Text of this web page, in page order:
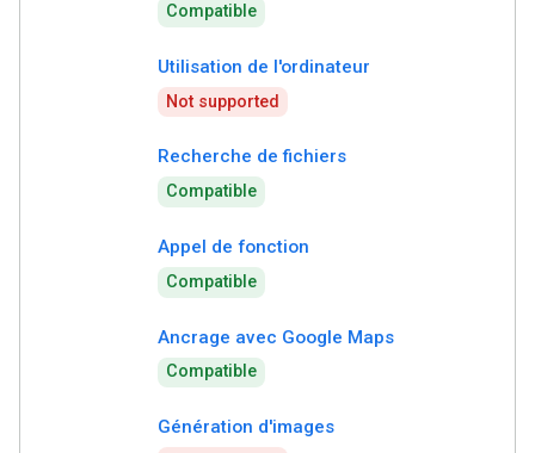
Compatible
Utilisation de l'ordinateur
Not supported
Recherche de fichiers
Compatible
Appel de fonction
Compatible
Ancrage avec Google Maps
Compatible
Génération d'images